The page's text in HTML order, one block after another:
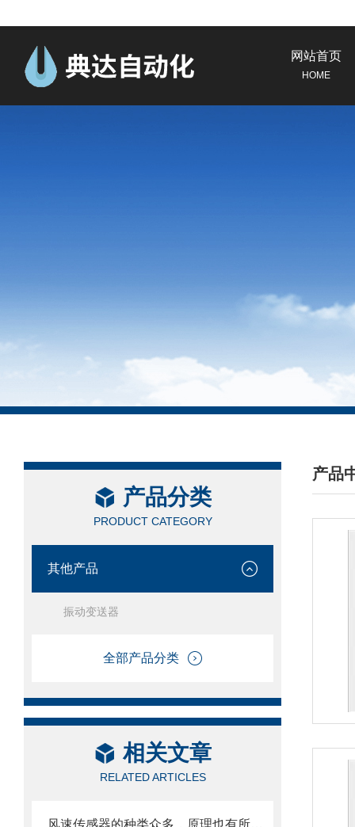
网站首页
HOME
产品分类
PRODUCT CATEGORY
其他产品
振动变送器
全部产品分类
相关文章
RELATED ARTICLES
风速传感器的种类众多，原理也有所不同
产品
/